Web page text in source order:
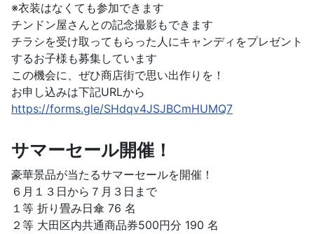
※衣装はなくても参加できます
チンドン屋さんとの記念撮影もできます
チラシを受け取ってもらった人にキャンディをプレゼント
するお子様も募集しています
この機会に、ぜひ商店街で思い出作りを！
お申し込みは下記URLから
https://forms.gle/SHdqv4JSJBCmHUMQ7
サマーセール開催！
豪華景品が当たるサマーセールを開催！
６月１３日から７月３日まで
１等 折り畳み日傘 76 名
２等 大田区内共通商品券500円分 190 名